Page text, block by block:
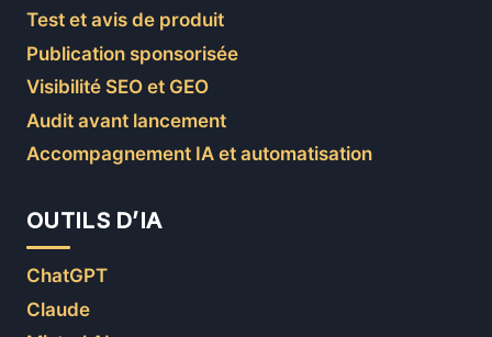
Test et avis de produit
Publication sponsorisée
Visibilité SEO et GEO
Audit avant lancement
Accompagnement IA et automatisation
OUTILS D’IA
ChatGPT
Claude